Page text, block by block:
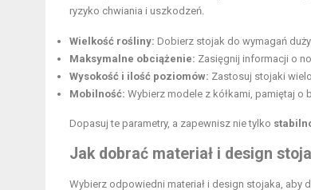
ryzyko chwiania i uszkodzeń.
Wielkość rośliny: Dobierz stojak do wymagań
Maksymalne obciążenie: Zasięgnij informacji o
Wysokość i ilość poziomów: Zastosuj stojaki
Mobilność: Wybierz modele z kółkami, pamiętaj o
Dopasuj te parametry, a zapewnisz nie tylko
Jak dobrać materiał i design
Wybierz odpowiedni materiał i design stojaka, aby